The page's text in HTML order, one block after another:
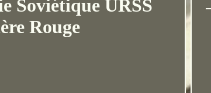
Soviétique URSS
Rouge